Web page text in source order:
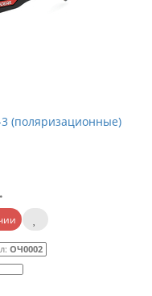
(поляризационные)
ОЧ0002